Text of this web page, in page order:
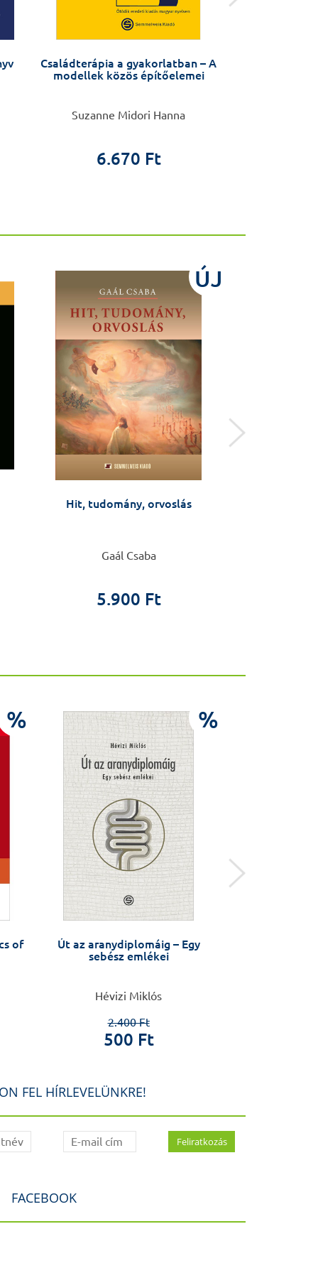
Családterápia a gyakorlatban – A
modellek közös építőelemei
Suzanne Midori Hanna
6.670 Ft
ÚJ
Hit, tudomány, orvoslás
Gaál Csaba
5.900 Ft
%
of
%
Út az aranydiplomáig – Egy
sebész emlékei
Hévizi Miklós
2.400 Ft
500 Ft
FEL HÍRLEVELÜNKRE!
FACEBOOK